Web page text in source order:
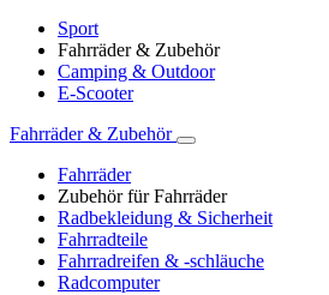
Sport
Fahrräder & Zubehör
Camping & Outdoor
E-Scooter
Fahrräder & Zubehör
Fahrräder
Zubehör für Fahrräder
Radbekleidung & Sicherheit
Fahrradteile
Fahrradreifen & -schläuche
Radcomputer